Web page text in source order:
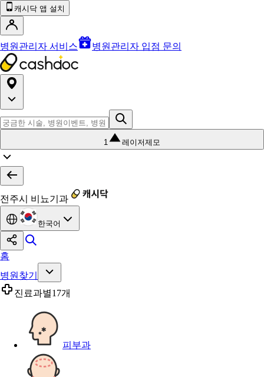
캐시닥 앱 설치
병원관리자 서비스 병원관리자 입점 문의
1 레이저제모
전주시 비뇨기과
한국어
홈
병원찾기
진료과별17개
피부과